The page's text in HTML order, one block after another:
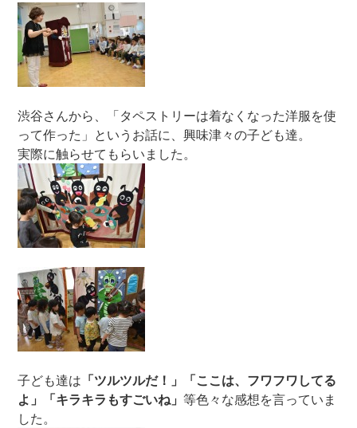
渋谷さんから、「タペストリーは着なくなった洋服を使
って作った」というお話に、興味津々の子ども達。
実際に触らせてもらいました。
子ども達は 「ツルツルだ！」「ここは、フワフワしてる
よ」「キラキラもすごいね」等色々な感想を言っていま
した。